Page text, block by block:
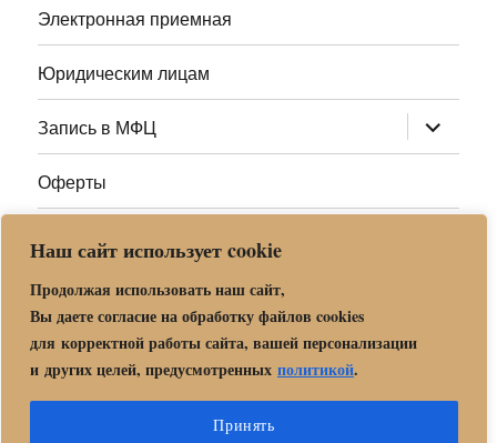
Наш сайт использует cookie
Продолжая использовать наш сайт,
Вы даете согласие на обработку файлов cookies
для корректной работы сайта, вашей персонализации
и других целей, предусмотренных политикой.
Принять
Электронная приемная
Юридическим лицам
Запись в МФЦ раскрыть
дочернее
меню
Оферты
Адреса МФЦ МО
Центр государственных и муниципальных услуг «Мои
документы» в г. о. Орехово-Зуево
Политика обработки и защиты персональных данных в «МБУ
МФЦ Орехово-Зуевского городского округа Московской области»